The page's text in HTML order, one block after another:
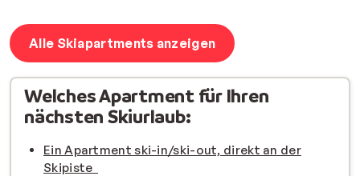
Alle Skiapartments anzeigen
Welches Apartment für Ihren
nächsten Skiurlaub:
Ein Apartment ski-in/ski-out, direkt an der
Skipiste